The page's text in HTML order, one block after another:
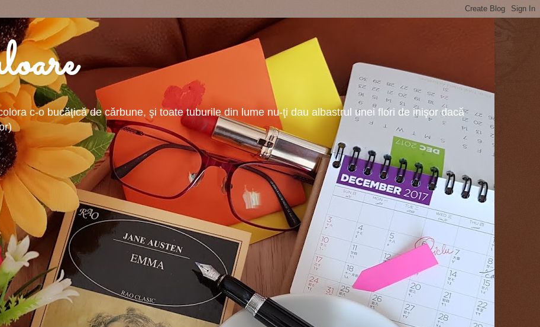
c-o bucăţică de cărbune, şi toate tuburile din lume nu-ţi dau albastrul unei flori de inişor dacă